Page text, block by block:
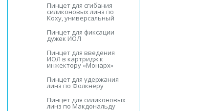
Пинцет для сгибания
силиконовых линз по
Коху, универсальный
Пинцет для фиксации
дужек ИОЛ
Пинцет для введения
ИОЛ в картридж к
инжектору «Монарх»
Пинцет для удержания
линз по Фолкнеру
Пинцет для силиконовых
линз по Макдональду